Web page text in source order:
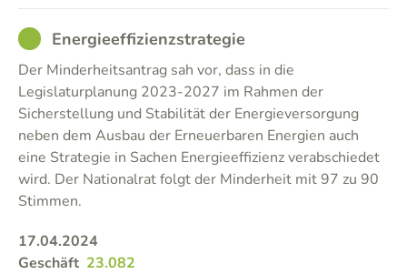
GOODEnergieeffizienzstrategie
Der Minderheitsantrag sah vor, dass in die
Legislaturplanung 2023-2027 im Rahmen der
Sicherstellung und Stabilität der Energieversorgung
neben dem Ausbau der Erneuerbaren Energien auch
eine Strategie in Sachen Energieeffizienz verabschiedet
wird. Der Nationalrat folgt der Minderheit mit 97 zu 90
Stimmen.
17.04.2024
Geschäft 23.082